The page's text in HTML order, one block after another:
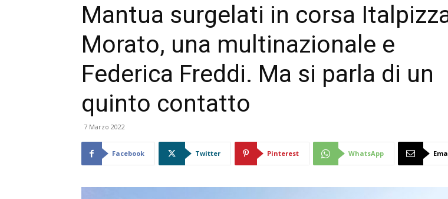
Voce
Mantua surgelati in corsa
Morato, una multinazionale e
Federica Freddi. Ma si parla di un
quinto contatto
7 Marzo 2022
Facebook Twitter Pinterest WhatsApp